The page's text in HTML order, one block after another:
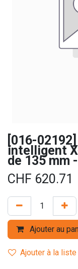
[016-
intelligent
de 135 mm
CHF 620.71
Ajouter au
Ajouter à la